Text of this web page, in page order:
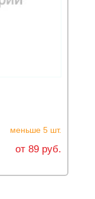
меньше 5 шт.
от 89 руб.